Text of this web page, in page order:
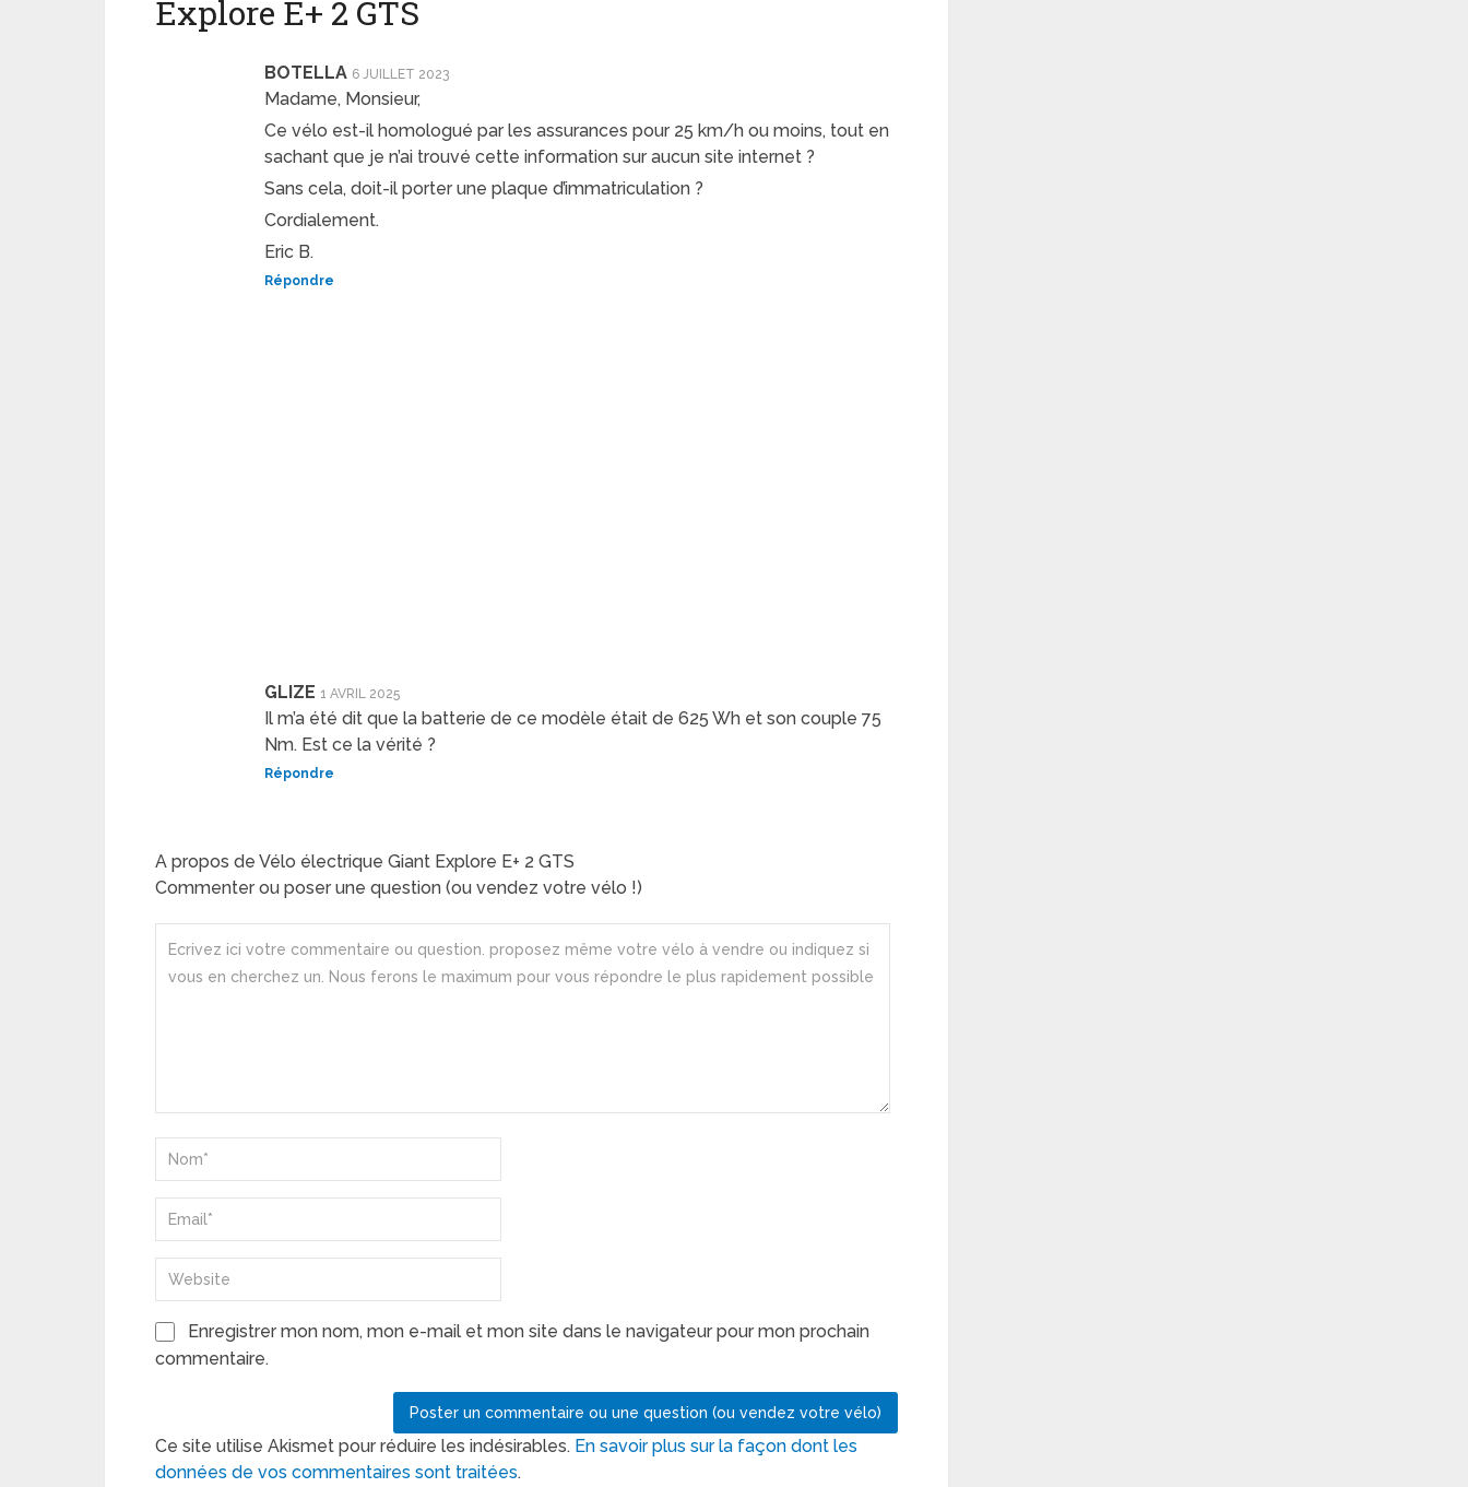
Explore E+ 2 GTS
BOTELLA 6 JUILLET 2023
Madame, Monsieur,
Ce vélo est-il homologué par les assurances pour 25 km/h ou moins, tout en
sachant que je n’ai trouvé cette information sur aucun site internet ?
Sans cela, doit-il porter une plaque d’immatriculation ?
Cordialement.
Eric B.
Répondre
GLIZE 1 AVRIL 2025
Il m’a été dit que la batterie de ce modèle était de 625 Wh et son couple 75
Nm. Est ce la vérité ?
Répondre
A propos de Vélo électrique Giant Explore E+ 2 GTS
Commenter ou poser une question (ou vendez votre vélo !)
Enregistrer mon nom, mon e-mail et mon site dans le navigateur pour mon prochain
commentaire.
Ce site utilise Akismet pour réduire les indésirables. En savoir plus sur la façon dont les
données de vos commentaires sont traitées.